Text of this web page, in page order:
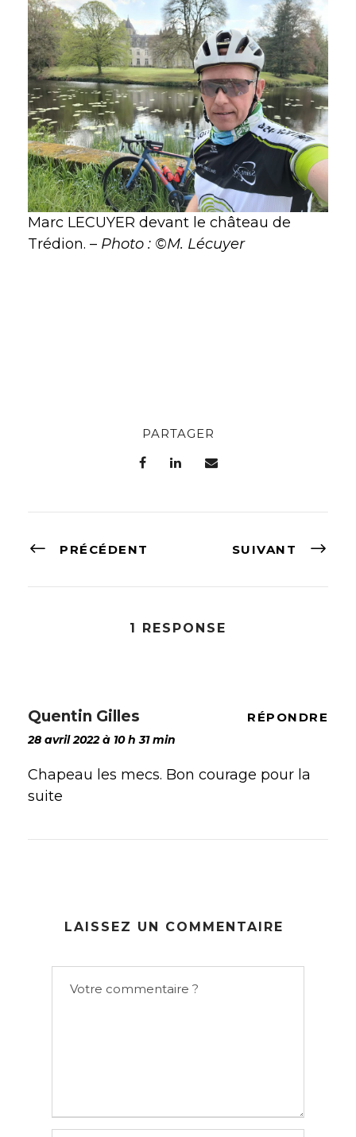
Marc LECUYER devant le château de
Trédion. – Photo : ©M. Lécuyer
PARTAGER
PRÉCÉDENT SUIVANT
1 RESPONSE
Quentin Gilles
28 avril 2022 à 10 h 31 min
RÉPONDRE
Chapeau les mecs. Bon courage pour la
suite
LAISSEZ UN COMMENTAIRE